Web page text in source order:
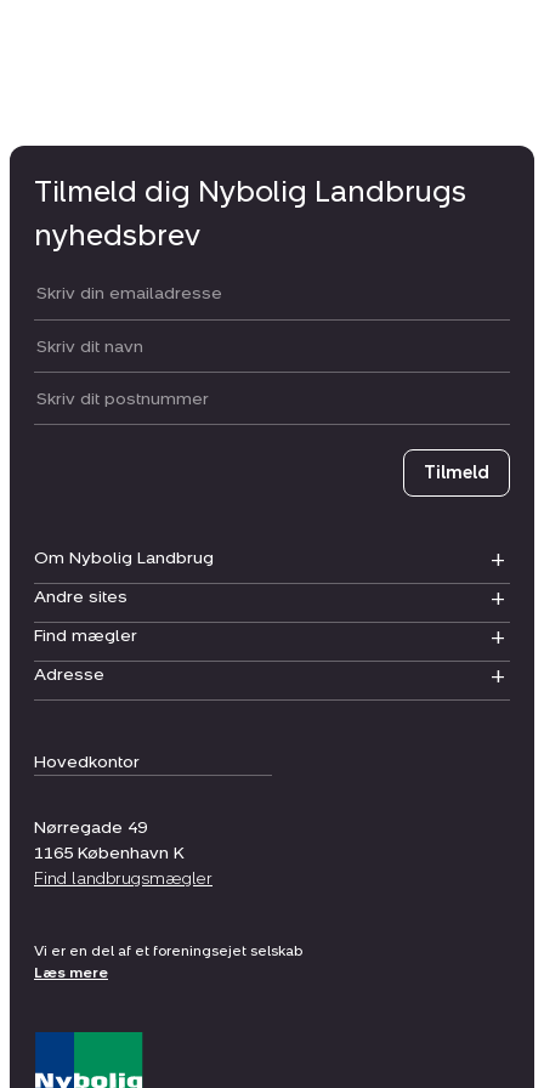
Hovedkontor
Nørregade 49
1165 København K
Find landbrugsmægler
Om Nybolig Landbrug
Andre sites
Find mægler
Adresse
Tilmeld dig Nybolig Landbrugs
nyhedsbrev
Din email:
Dit navn:
Postnummer
Tilmeld
Vi er en del af et foreningsejet selskab
Læs mere